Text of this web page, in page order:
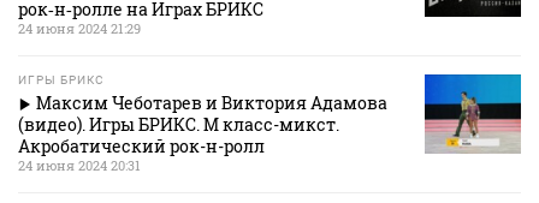
рок‑н‑ролле на Играх БРИКС
24 июня 2024 21:29
ИГРЫ БРИКС
Максим Чеботарев и Виктория Адамова
(видео). Игры БРИКС. М класс-микст.
Акробатический рок-н-ролл
24 июня 2024 20:31